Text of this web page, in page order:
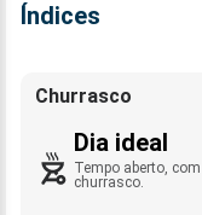
Índices
Churrasco
Dia ideal
Tempo aberto,
churrasco.